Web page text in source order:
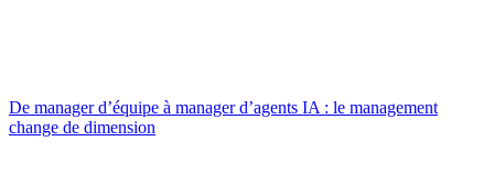
De manager d’équipe à manager d’agents IA : le management
change de dimension